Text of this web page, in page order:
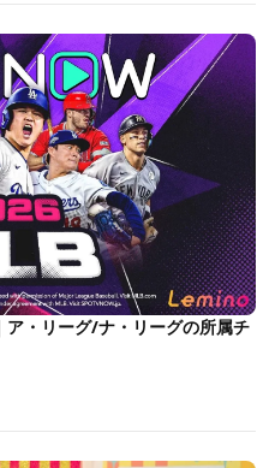
・リーグ/ナ・リーグの所属チ